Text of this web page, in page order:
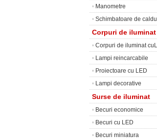
• Manometre
• Schimbatoare de
Corpuri de iluminat
• Corpuri de iluminat
• Lampi reincarcabile
• Proiectoare cu LED
• Lampi decorative
Surse de iluminat
• Becuri economice
• Becuri cu LED
• Becuri miniatura